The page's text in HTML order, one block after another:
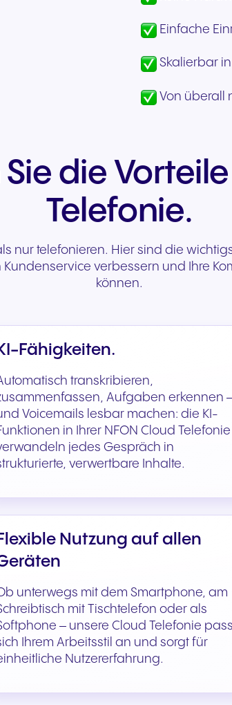
Einfache
Skalierbar
Von überall
die
Telefonie.
nur telefonieren. Hier sind die
verbessern und Ihre
können.
Fähigkeiten.
transkribieren,
Aufgaben erkennen
Voicemails lesbar machen: die KI-
in Ihrer NFON Cloud Telefonie
jedes Gespräch in
verwertbare Inhalte.
Nutzung auf allen
unterwegs mit dem Smartphone, am
mit Tischtelefon oder als
– unsere Cloud Telefonie
Ihrem Arbeitsstil an und sorgt für
Nutzererfahrung.